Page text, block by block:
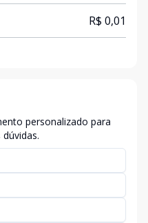
R$ 0,01
personalizado para